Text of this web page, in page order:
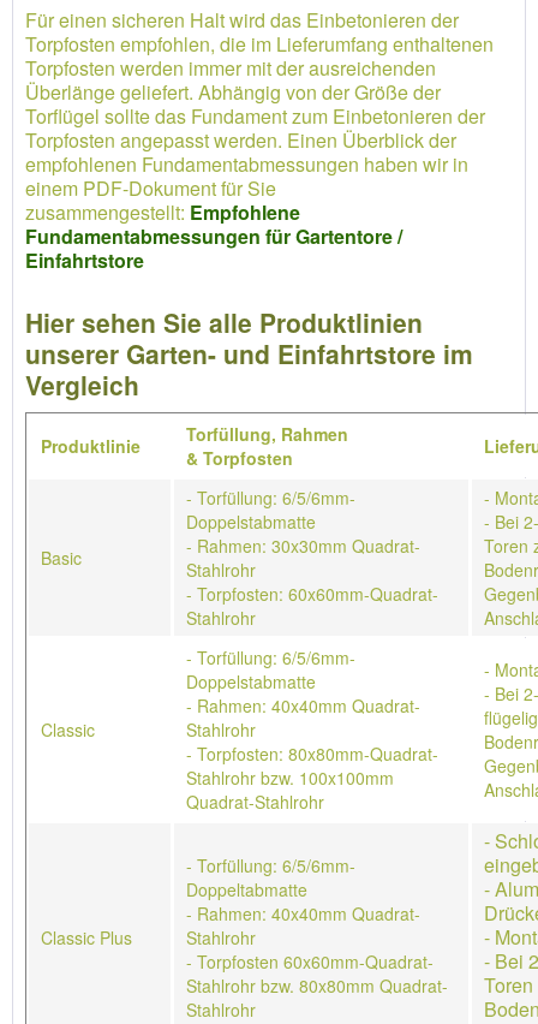
Für einen sicheren Halt wird das Einbetonieren der
Torpfosten empfohlen, die im Lieferumfang enthaltenen
Torpfosten werden immer mit der ausreichenden
Überlänge geliefert. Abhängig von der Größe der
Torflügel sollte das Fundament zum Einbetonieren der
Torpfosten angepasst werden. Einen Überblick der
empfohlenen Fundamentabmessungen haben wir in
einem PDF-Dokument für Sie
zusammengestellt: Empfohlene
Fundamentabmessungen für Gartentore /
Einfahrtstore
Hier sehen Sie alle Produktlinien
unserer Garten- und Einfahrtstore im
Vergleich
Produktlinie Torfüllung, Rahmen
& Torpfosten
Basic
- Torfüllung: 6/5/6mm-
Doppelstabmatte
- Rahmen: 30x30mm Quadrat-
Stahlrohr
- Torpfosten: 60x60mm-Quadrat-
Stahlrohr
-
- Bei
Toren
Classic
- Torfüllung: 6/5/6mm-
Doppelstabmatte
- Rahmen: 40x40mm Quadrat-
Stahlrohr
- Torpfosten: 80x80mm-Quadrat-
Stahlrohr bzw. 100x100mm
Quadrat-Stahlrohr
-
- Bei
Classic Plus
- Torfüllung: 6/5/6mm-
Doppeltabmatte
- Rahmen: 40x40mm Quadrat-
Stahlrohr
- Torpfosten 60x60mm-Quadrat-
Stahlrohr bzw. 80x80mm Quadrat-
Stahlrohr
-
-
-
- Bei